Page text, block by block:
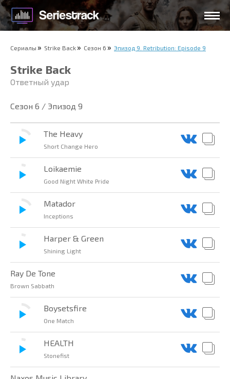
Сериалы Strike Back Сезон 6 Эпизод 9. Retribution: Episode 9
Strike Back
Ответный удар
Сезон 6 / Эпизод 9
The Heavy
Short Change Hero
Loikaemie
Good Night White Pride
Matador
Inceptions
Harper & Green
Shining Light
Ray De Tone
Brown Sabbath
Boysetsfire
One Match
HEALTH
Stonefist